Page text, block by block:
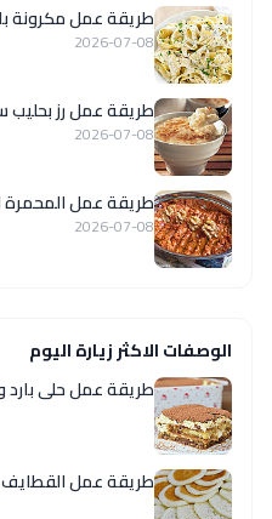
طريقة عمل مكرونة
2026-07-08
طريقة عمل رز بحليب سوري
2026-07-08
طريقة عمل المحمرة
2026-07-08
الوصفات الاكثر زيارة اليوم
طريقة عمل حلى
طريقة عمل القطايف